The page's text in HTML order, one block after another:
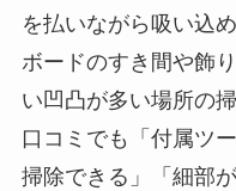
を払いながら吸い込
ボードのすき間や飾
い凹凸が多い場所の
口コミでも「付属ツ
掃除できる」「細部